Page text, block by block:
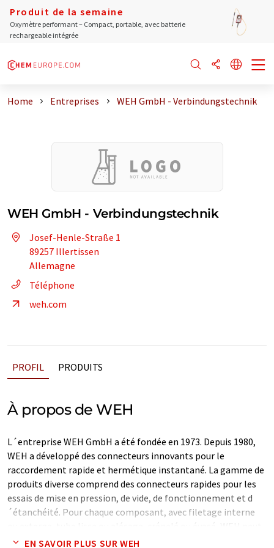
Produit de la semaine
Oxymètre performant – Compact, portable, avec batterie
rechargeable intégrée
Home Entreprises WEH GmbH - Verbindungstechnik
WEH GmbH - Verbindungstechnik
Josef-Henle-Straße 1
89257 Illertissen
Allemagne
Téléphone
weh.com
PROFIL PRODUITS
À propos de WEH
L´entreprise WEH GmbH a été fondée en 1973. Depuis 1980,
WEH a développé des connecteurs innovants pour le
raccordement rapide et hermétique instantané. La gamme de
produits diverse comprend des connecteurs rapides pour les
essais de mise en pression, de vide, de fonctionnement et d
´étanchéité. Pour chaque composant, avec filetage interne
proposer le connecteur approprié.
EN SAVOIR PLUS SUR WEH